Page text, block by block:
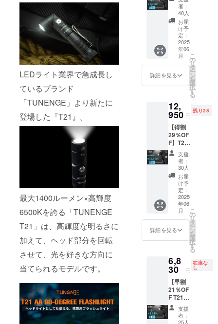
LEDライト業界で急成長し
ているブランド
「TUNENGE」より新たに
登場した『T21』。
最大1400ルーメン×高輝度
6500Kを誇る「TUNENGE
T21」は、高輝度な明るさに
加えて、ヘッド部分を回転
させて、光を好きな方向に
当てられるモデルです。
て日本の皆
様にお届け
することで
これから一
生懸命頑
張ってまい
りますので
ろしくお願
いいたしま
１】
7,250円
（税
込・送
料0円）
内容：
T21 懐
中電灯
本体×１
個
14500
充電池
載）、
USB
ケーブ
ル
（Type
A to
C）、調
節スト
ラッ
プ、
ヘッド
バン
ド、取
扱説明
書（日
本語）
※ご注文
給状
況、製
造工程
上の都
合等に
より出
荷時期
が遅れ
者：
40人
お届
け予
定：
2025
年06
月
詳細を見る
こ
の
リ
タ
ー
ン
を
選
択
す
る
12,
950 円
残り28
【得割
29％OF
F】T21
の2個
セット
12,950
円（税
込・送
料0円）
内容：
T21 懐
中電灯
本体×２
個セッ
ト、
14500
（搭
載）、
USB
ケーブ
ル
（Type
A to
C）、調
節スト
支援
者：
30人
お届
け予
定：
2025
年06
月
詳細を見る
こ
の
リ
タ
ー
ン
を
選
択
す
る
6,8
30 円
在庫な
し
【早割
21％OF
F T21×
１】
6,830円
（税
支援
者：
25人